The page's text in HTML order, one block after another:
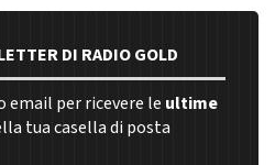
DI RADIO GOLD
per ricevere le ultime
tua casella di posta